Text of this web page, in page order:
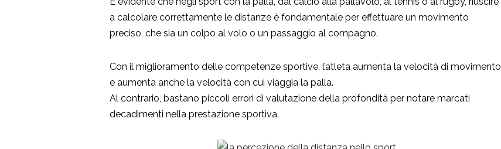
a calcolare correttamente le distanze è fondamentale per effettuare un movimento
preciso, che sia un colpo al volo o un passaggio al compagno.
Con il miglioramento delle competenze sportive, l’atleta aumenta la velocità di movimento
e aumenta anche la velocità con cui viaggia la palla.
Al contrario, bastano piccoli errori di valutazione della profondità per notare marcati
decadimenti nella prestazione sportiva.